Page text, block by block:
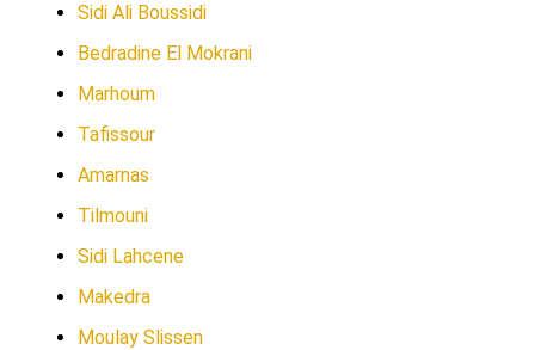
Sidi Ali Boussidi
Bedradine El Mokrani
Marhoum
Tafissour
Amarnas
Tilmouni
Sidi Lahcene
Makedra
Moulay Slissen